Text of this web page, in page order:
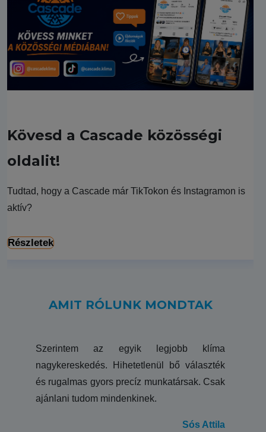
Kövesd a Cascade közösségi
oldalit!
Tudtad, hogy a Cascade már TikTokon és Instagramon is
aktív?
Részletek
AMIT RÓLUNK MONDTAK
Szerintem az egyik legjobb klíma
nagykereskedés. Hihetetlenül bő választék
és rugalmas gyors precíz munkatársak. Csak
ajánlani tudom mindenkinek.
Sós Attila